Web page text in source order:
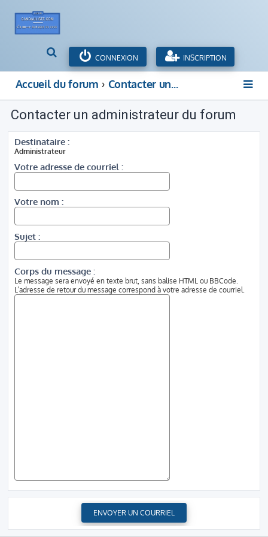
h
e
r
e
CONNEXION INSCRIPTION
Accueil du forum Contacter un administrateur du forum
Contacter un administrateur du forum
Destinataire :
Administrateur
Votre adresse de courriel :
Votre nom :
Sujet :
Corps du message :
Le message sera envoyé en texte brut, sans balise HTML ou BBCode.
L’adresse de retour du message correspond à votre adresse de courriel.